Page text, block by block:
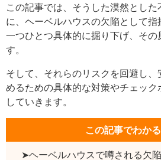
この記事では、そうした漠然とし
に、ヘーベルハウスの欠陥として指
一つひとつ具体的に掘り下げ、その
す。
そして、それらのリスクを回避し、
めるための具体的な対策やチェック
していきます。
この記事でわか
➤ヘーベルハウスで噂される欠